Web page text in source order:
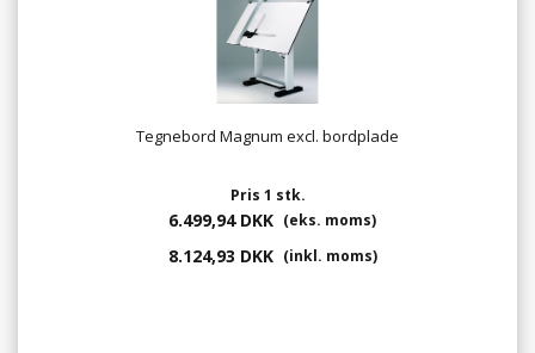
Tegnebord Magnum excl. bordplade
Pris 1 stk.
6.499,94 DKK (eks. moms)
8.124,93 DKK (inkl. moms)